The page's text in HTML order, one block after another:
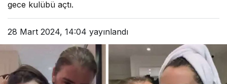
gece kulübü açtı.
28 Mart 2024, 14:04 yayınlandı